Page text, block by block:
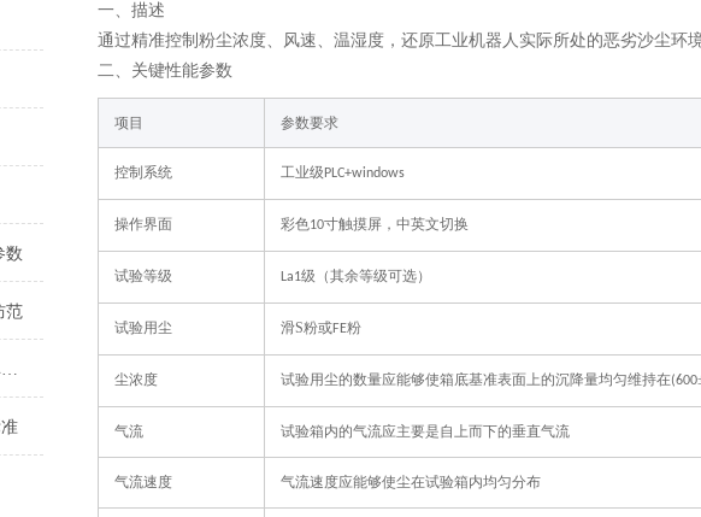
数
范
鞋眼与鞋带耐磨试验机 操作简单易学
一、 描述
通过精准控制粉尘浓度、风速、温湿度，还原工业机器人实际所处的恶劣沙尘环境
二、关键性能参数
项目 参数要求
控制系统 工业级 PLC+windows
操作界面 彩色10寸触摸屏，中英文切换
试验等级 La1级（其余等级可选）
试验用尘 滑S粉或FE粉
尘浓度 试验用尘的数量应能够使箱底基准表面上的沉降量均匀维持在(600
气流 试验箱内的气流应主要是自上而下的垂直气流
气流速度 气流速度应能够使尘在试验箱内均匀分布